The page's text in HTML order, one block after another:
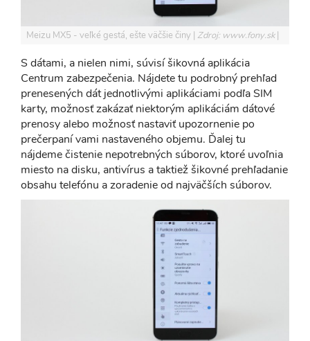
Meizu MX5 - veľké gestá, ešte väčšie činy Zdroj: www.fony.sk
S dátami, a nielen nimi, súvisí šikovná aplikácia
Centrum zabezpečenia. Nájdete tu podrobný prehľad
prenesených dát jednotlivými aplikáciami podľa SIM
karty, možnosť zakázať niektorým aplikáciám dátové
prenosy alebo možnosť nastaviť upozornenie po
prečerpaní vami nastaveného objemu. Ďalej tu
nájdeme čistenie nepotrebných súborov, ktoré uvoľnia
miesto na disku, antivírus a taktiež šikovné prehľadanie
obsahu telefónu a zoradenie od najväčších súborov.